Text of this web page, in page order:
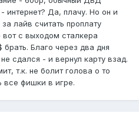
интернет? Да, плачу. Но он и
лайв считать проплату
вот с выходом сталкера
Благо через два дня
сдался - и вернул карту взад.
т.к. не болит голова о то
все фишки в игре.